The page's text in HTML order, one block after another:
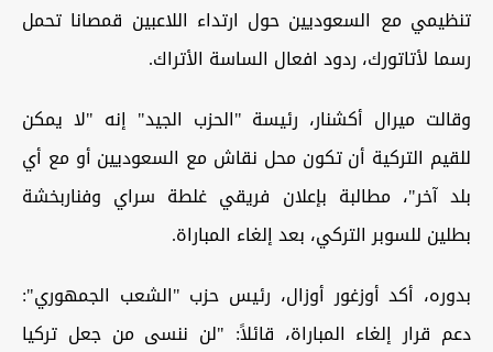
تنظيمي مع السعوديين حول ارتداء اللاعبين قمصانا تحمل
رسما لأتاتورك، ردود افعال الساسة الأتراك.
وقالت ميرال أكشنار، رئيسة "الحزب الجيد" إنه "لا يمكن
للقيم التركية أن تكون محل نقاش مع السعوديين أو مع أي
بلد آخر"، مطالبة بإعلان فريقي غلطة سراي وفناربخشة
بطلين للسوبر التركي، بعد إلغاء المباراة.
بدوره، أكد أوزغور أوزال، رئيس حزب "الشعب الجمهوري":
دعم قرار إلغاء المباراة، قائلاً: "لن ننسى من جعل تركيا